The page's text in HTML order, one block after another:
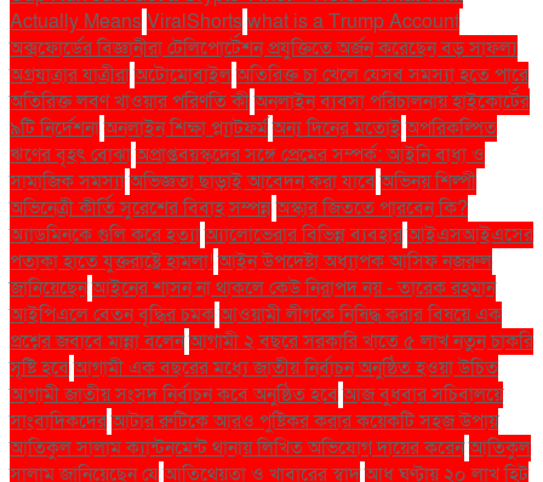
Actually MeansViralShortswhat is a Trump Account
অক্সফোর্ডের বিজ্ঞানীরা টেলিপোর্টেশন প্রযুক্তিতে অর্জন করেছেন বড় সাফল্য
অগ্রযাত্রার যাত্রীরাঅটোমোবাইলঅতিরিক্ত চা খেলে যেসব সমস্যা হতে পারে
অতিরিক্ত লবণ খাওয়ার পরিণতি কীঅনলাইন ব্যবসা পরিচালনায় হাইকোর্টের
৯টি নির্দেশনাঅনলাইন শিক্ষা প্ল্যাটফর্মঅন্য দিনের মতোইঅপরিকল্পিত
ঋণের বৃহৎ বোঝাঅপ্রাপ্তবয়স্কদের সঙ্গে প্রেমের সম্পর্ক: আইনি বাধা ও
সামাজিক সমস্যাঅভিজ্ঞতা ছাড়াই আবেদন করা যাবেঅভিনয় শিল্পী
অভিনেত্রী কীর্তি সুরেশের বিবাহ সম্পন্নঅস্কার জিততে পারবেন কি?
অ্যাডমিনকে গুলি করে হত্যাঅ্যালোভেরার বিভিন্ন ব্যবহারআইএসআইএসের
পতাকা হাতে যুক্তরাষ্ট্রে হামলা!আইন উপদেষ্টা অধ্যাপক আসিফ নজরুল
জানিয়েছেনআইনের শাসন না থাকলে কেউ নিরাপদ নয় - তারেক রহমান
আইপিএলে বেতন বৃদ্ধির চমকআওয়ামী লীগকে নিষিদ্ধ করার বিষয়ে এক
প্রশ্নের জবাবে মান্না বলেনআগামী ২ বছরে সরকারি খাতে ৫ লাখ নতুন চাকরি
সৃষ্টি হবেআগামী এক বছরের মধ্যে জাতীয় নির্বাচন অনুষ্ঠিত হওয়া উচিত
আগামী জাতীয় সংসদ নির্বাচন কবে অনুষ্ঠিত হবেআজ বুধবার সচিবালয়ে
সাংবাদিকদেরআটার রুটিকে আরও পুষ্টিকর করার কয়েকটি সহজ উপায়
আতিকুল সালাম ক্যান্টনমেন্ট থানায় লিখিত অভিযোগ দায়ের করেনআতিকুল
সালাম জানিয়েছেন যেআতিথেয়তা ও খাবারের স্বাদআধ ঘণ্টায় ২০ লাখ হিট